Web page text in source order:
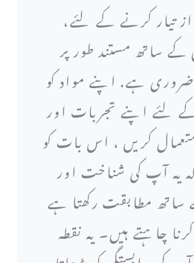
تیار کرنے کے لئے،
ساتھ مستند طور پر
ہے. اپنے مواد کو
لئے اپنے تجربات اور
کریں ، اس بات کو
کہ یہ آپ کی شناخت اور
مطابقت رکھتا ہے
چاہتے ہیں۔ یہ نقطہ